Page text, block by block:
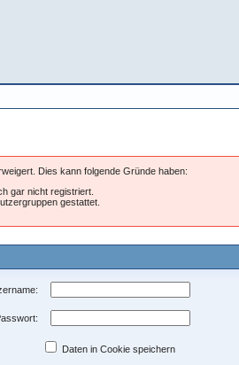
Dies kann folgende Gründe haben:
gar nicht registriert.
gestattet.
Daten in Cookie speichern